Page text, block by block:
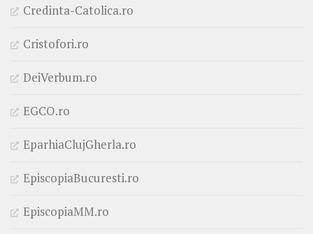
Credinta-Catolica.ro
Cristofori.ro
DeiVerbum.ro
EGCO.ro
EparhiaClujGherla.ro
EpiscopiaBucuresti.ro
EpiscopiaMM.ro